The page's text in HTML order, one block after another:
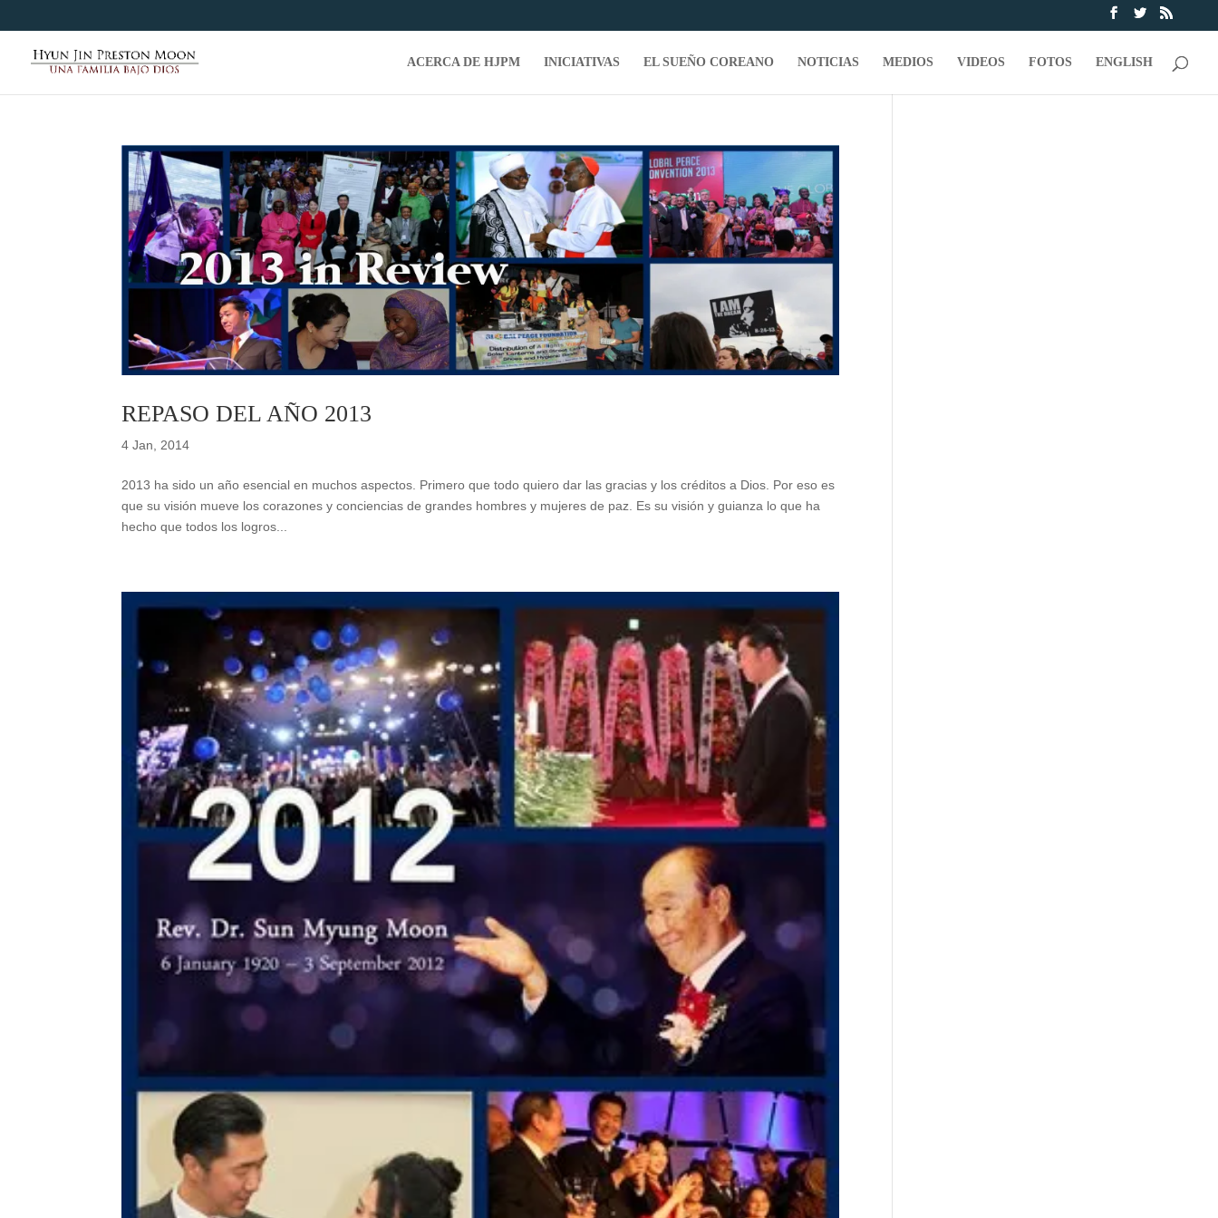
ACERCA DE HJPM INICIATIVAS EL SUEÑO COREANO NOTICIAS MEDIOS VIDEOS FOTOS ENGLISH
REPASO DEL AÑO 2013
4 Jan, 2014
2013 ha sido un año esencial en muchos aspectos. Primero que todo quiero dar las gracias y los créditos a Dios. Por eso es
que su visión mueve los corazones y conciencias de grandes hombres y mujeres de paz. Es su visión y guianza lo que ha
hecho que todos los logros...